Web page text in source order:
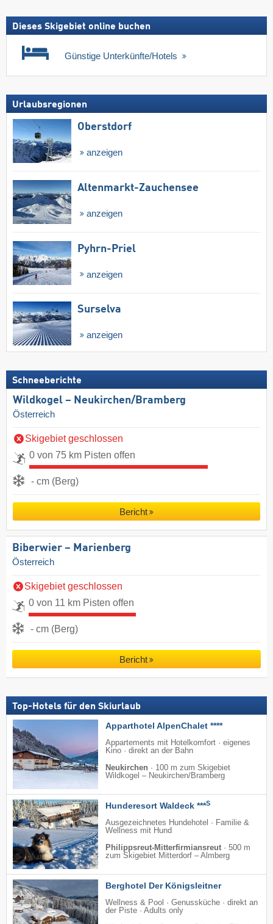
Dieses Skigebiet online buchen
Günstige Unterkünfte/Hotels
Urlaubsregionen
Oberstdorf
anzeigen
Altenmarkt-Zauchensee
anzeigen
Pyhrn-Priel
anzeigen
Surselva
anzeigen
Schneeberichte
Wildkogel – Neukirchen/​Bramberg
Österreich
Skigebiet geschlossen
0 von 75 km Pisten offen
- cm (Berg)
Bericht
Biberwier – Marienberg
Österreich
Skigebiet geschlossen
0 von 11 km Pisten offen
- cm (Berg)
Bericht
Top-Hotels für den Skiurlaub
Apparthotel AlpenChalet ****
Appartements mit Hotelkomfort · eigenes
Kino · direkt an der Bahn
Neukirchen · 100 m zum Skigebiet
Wildkogel – Neukirchen/​Bramberg
Hunderesort Waldeck ***S
Ausgezeichnetes Hundehotel · Familie &
Wellness mit Hund
Philippsreut-Mitterfirmiansreut · 500 m
zum Skigebiet Mitterdorf – Almberg
Berghotel Der Königsleitner
Wellness & Pool · Genussküche · direkt an
der Piste · Adults only